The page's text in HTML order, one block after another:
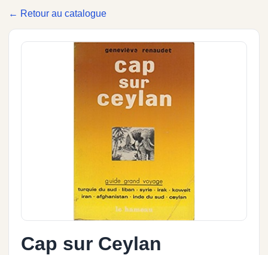
← Retour au catalogue
Cap sur Ceylan